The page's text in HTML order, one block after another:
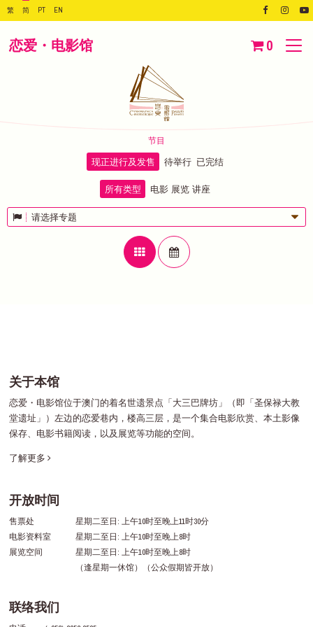
繁 简 PT EN
恋爱・电影馆 0
节目
现正进行及发售 待举行 已完结
所有类型 电影 展览 讲座
请选择专题
关于本馆
恋爱・电影馆位于澳门的着名世遗景点「大三巴牌坊」（即「圣保禄大教
堂遗址」）左边的恋爱巷内，楼高三层，是一个集合电影欣赏、本土影像
保存、电影书籍阅读，以及展览等功能的空间。
了解更多
开放时间
售票处
星期二至日: 上午10时至晚上11时30分
电影资料室
星期二至日: 上午10时至晚上8时
展览空间
星期二至日: 上午10时至晚上8时
（逢星期一休馆）（公众假期皆开放）
联络我们